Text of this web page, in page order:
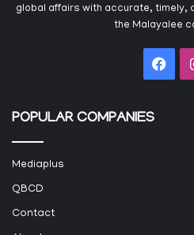
global affairs with accurate, timely,
the Malayalee
POPULAR COMPANIES
Mediaplus
QBCD
Contact